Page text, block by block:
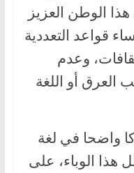
الوطن العزيز
قواعد التعددية
وعدم
العرق أو اللغة
واضحا في لغة
هذا الوباء، على